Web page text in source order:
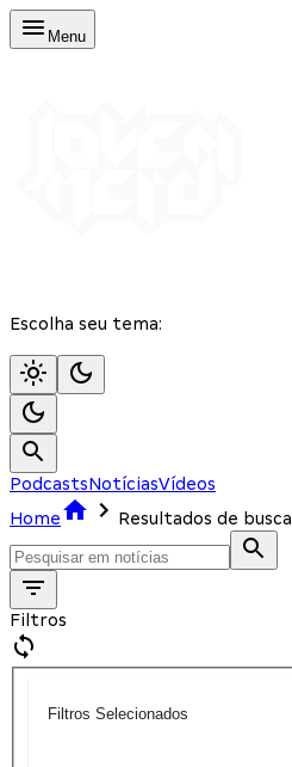
Menu
Escolha seu tema:
PodcastsNotíciasVídeos
Home
Resultados de busca
Filtros
Filtros Selecionados